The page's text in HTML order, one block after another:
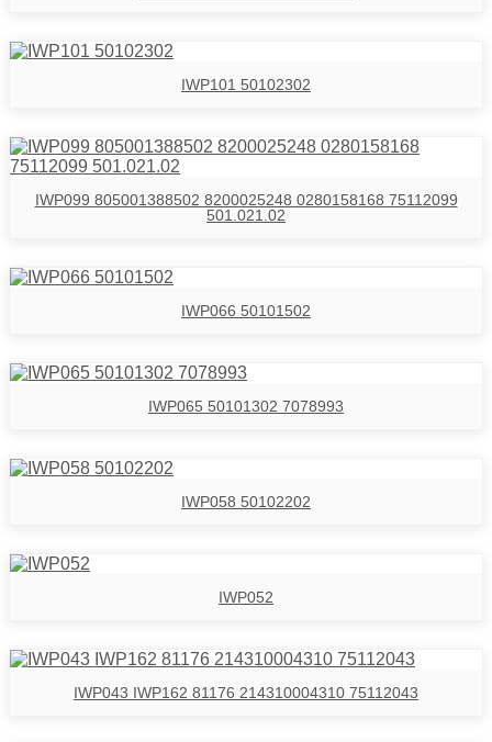
IWP101 50102302
IWP099 805001388502 8200025248 0280158168 75112099
501.021.02
IWP066 50101502
IWP065 50101302 7078993
IWP058 50102202
IWP052
IWP043 IWP162 81176 214310004310 75112043